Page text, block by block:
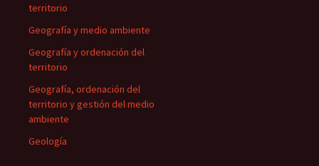
territorio
Geografía y medio ambiente
Geografía y ordenación del
territorio
Geografía, ordenación del
territorio y gestión del medio
ambiente
Geología